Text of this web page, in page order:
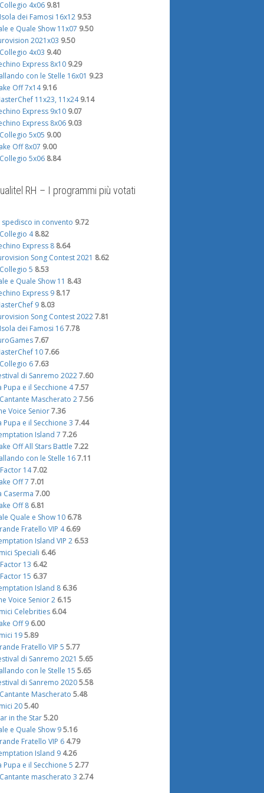
4x06 9.81
dei Famosi 16x12 9.53
e Quale Show 11x07 9.50
2021x03 9.50
4x03 9.40
Express 8x10 9.29
con le Stelle 16x01 9.23
Off 7x14 9.16
11x23, 11x24 9.14
Express 9x10 9.07
Express 8x06 9.03
5x05 9.00
Off 8x07 9.00
5x06 8.84
RH – I programmi più votati
spedisco in convento 9.72
4 8.82
Express 8 8.64
Song Contest 2021 8.62
5 8.53
e Quale Show 11 8.43
Express 9 8.17
9 8.03
Song Contest 2022 7.81
dei Famosi 16 7.78
7.67
10 7.66
6 7.63
di Sanremo 2022 7.60
Pupa e il Secchione 47.57
Mascherato 2 7.56
Voice Senior 7.36
Pupa e il Secchione 3 7.44
Island 7 7.26
Off All Stars Battle 7.22
con le Stelle 16 7.11
147.02
Off 7 7.01
Caserma 7.00
Off 8 6.81
Quale e Show 10 6.78
Fratello VIP 4 6.69
Island VIP 2 6.53
Speciali 6.46
13 6.42
15 6.37
Island 8 6.36
Voice Senior 2 6.15
Celebrities 6.04
Off 9 6.00
19 5.89
Fratello VIP 5 5.77
di Sanremo 2021 5.65
con le Stelle 15 5.65
di Sanremo 2020 5.58
Mascherato 5.48
20 5.40
in the Star 5.20
e Quale Show 9 5.16
Fratello VIP 6 4.79
Island 9 4.26
Pupa e il Secchione 5 2.77
mascherato 3 2.74